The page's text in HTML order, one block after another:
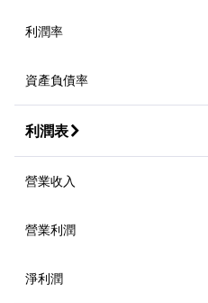
利潤率
資產負債率
利潤表 
營業收入
營業利潤
淨利潤